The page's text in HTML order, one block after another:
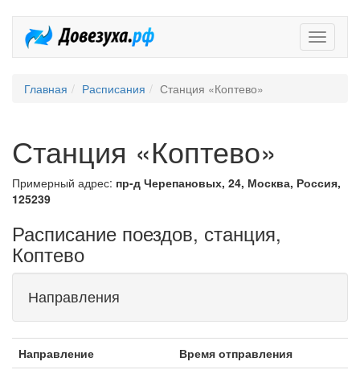
Главная Расписания Станция «Коптево»
Станция «Коптево»
Примерный адрес: пр-д Черепановых, 24, Москва, Россия,
125239
Расписание поездов, станция,
Коптево
Направления
Направление
Время отправления